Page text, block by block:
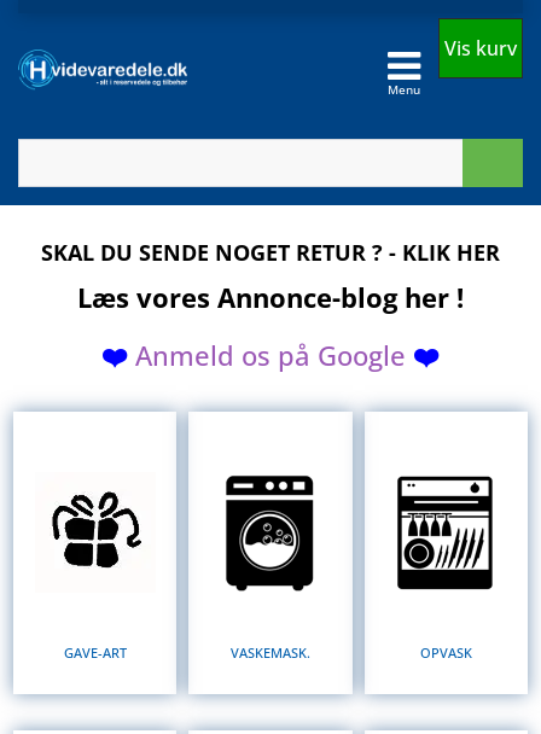
Menu
Vis kurv
SKAL DU SENDE NOGET RETUR ? - KLIK HER
Læs vores Annonce-blog her !
❤️ Anmeld os på Google ❤️
GAVE-ART VASKEMASK. OPVASK